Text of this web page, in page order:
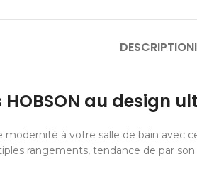
DESCRIPTION
HOBSON au design
à votre salle de bain avec
rangements, tendance de par